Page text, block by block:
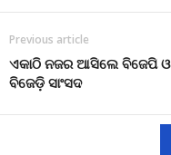
Previous article
ଏକାଠି ନଜର ଆସିଲେ ବିଜେପି ଓ
ବିଜେଡ଼ି ସାଂସଦ